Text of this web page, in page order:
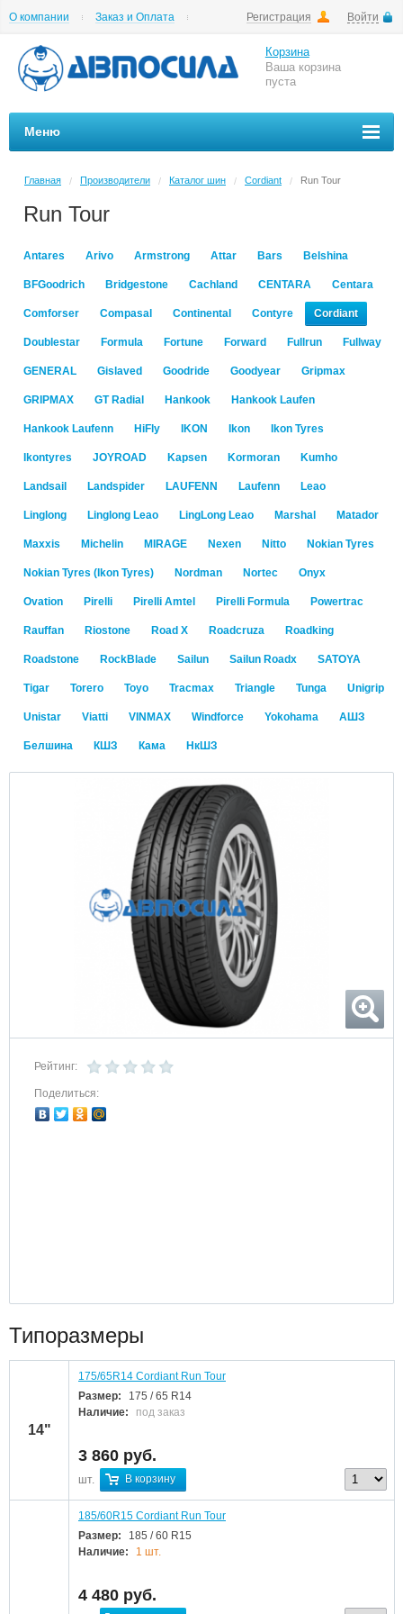
Регистрация Войти
О компании
Заказ и Оплата
Корзина
Ваша корзина
пуста
Меню
Главная / Производители / Каталог шин / Cordiant / Run Tour
Run Tour
Antares Arivo Armstrong Attar Bars Belshina
BFGoodrich Bridgestone Cachland CENTARA Centara
Comforser Compasal Continental Contyre Cordiant
Doublestar Formula Fortune Forward Fullrun Fullway
GENERAL Gislaved Goodride Goodyear Gripmax
GRIPMAX GT Radial Hankook Hankook Laufen
Hankook Laufenn HiFly IKON Ikon Ikon Tyres
Ikontyres JOYROAD Kapsen Kormoran Kumho
Landsail Landspider LAUFENN Laufenn Leao
Linglong Linglong Leao LingLong Leao Marshal Matador
Maxxis Michelin MIRAGE Nexen Nitto Nokian Tyres
Nokian Tyres (Ikon Tyres) Nordman Nortec Onyx
Ovation Pirelli Pirelli Amtel Pirelli Formula Powertrac
Rauffan Riostone Road X Roadcruza Roadking
Roadstone RockBlade Sailun Sailun Roadx SATOYA
Tigar Torero Toyo Tracmax Triangle Tunga Unigrip
Unistar Viatti VINMAX Windforce Yokohama АШЗ
Белшина КШЗ Кама НкШЗ
Рейтинг:
Поделиться:
Типоразмеры
14"
175/65R14 Cordiant Run Tour
Размер:
175 / 65 R14
Наличие:
под заказ
3 860 руб.
шт. В корзину
185/60R15 Cordiant Run Tour
Размер:
185 / 60 R15
Наличие:
1 шт.
4 480 руб.